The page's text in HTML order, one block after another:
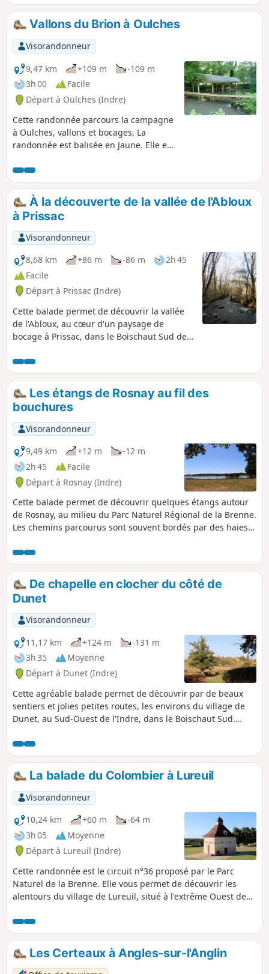
ruisseau de l’Étang du Pont, à travers
bois et prairies (ancien parcours de
randonnée Jaune).
Vallons du Brion à Oulches
Visorandonneur
9,47 km
+109 m
-109 m
3h 00
Facile
Départ à Oulches (Indre)
Cette randonnée parcours la campagne
à Oulches, vallons et bocages. La
randonnée est balisée en Jaune. Elle est
À la découverte de la vallée de l'Abloux
à Prissac
Visorandonneur
8,68 km
+86 m -86 m
2h 45
Facile
Départ à Prissac (Indre)
Cette balade permet de découvrir la vallée
de l'Abloux, au cœur d'un paysage de
bocage à Prissac, dans le Boischaut Sud de
telles une mosaïque de verdure et les
hauteurs sont cultivées ou laissées en
pâture.Les étangs de Rosnay au fil des
bouchures
Visorandonneur
9,49 km
+12 m
-12 m
2h 45
Facile
Départ à Rosnay (Indre)
Cette balade permet de découvrir quelques étangs autour
de Rosnay, au milieu du Parc Naturel Régional de la Brenne.
Les chemins parcourus sont souvent bordés par des haies
De chapelle en clocher du côté de
Dunet
Visorandonneur
11,17 km
+124 m
-131 m
3h 35
Moyenne
Départ à Dunet (Indre)
Cette agréable balade permet de découvrir par de beaux
sentiers et jolies petites routes, les environs du village de
Dunet, au Sud-Ouest de l'Indre, dans le Boischaut Sud.
naturelle, vous pourrez y admirer le beau clocher de l'église
Saint-Martial (XIIIe siècle) et la chapelle du XIIe siècle de
Vouhet.Attention : circuit momentanément modifié entre
(11) et (12) (voir rubriques Description et Informations
pratiques). Ne pas suivre actuellement le tracé indiqué sur
la carte pour ce passage mais prendre la variante indiquée
par la D32b.
La balade du Colombier à Lureuil
Visorandonneur
10,24 km
+60 m
-64 m
3h 05
Moyenne
Départ à Lureuil (Indre)
Cette randonnée est le circuit n°36 proposé par le Parc
Naturel de la Brenne. Elle vous permet de découvrir les
alentours du village de Lureuil, situé à l'extrême Ouest de
préservé légèrement vallonné. Puis ce sont de jolis chemins
arborés qui dominent la plupart du temps et vous amènent
jusqu'à l'étang communal puis au colombier restauré,
vestige d'un pigeonnier de l'ancienne commanderie datant
Les Certeaux à Angles-sur-l'Anglin